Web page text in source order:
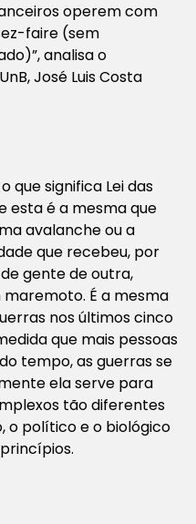
operem com
faire (sem
analisa o
José Luis Costa
que significa Lei das
esta é a mesma que
avalanche ou a
que recebeu, por
gente de outra,
maremoto. É a mesma
nos últimos cinco
que mais pessoas
tempo, as guerras se
ela serve para
tão diferentes
o político e o biológico